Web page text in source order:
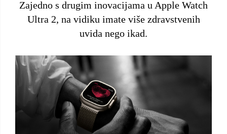
Zajedno s drugim inovacijama u Apple Watch
Ultra 2, na vidiku imate više zdravstvenih
uvida nego ikad.